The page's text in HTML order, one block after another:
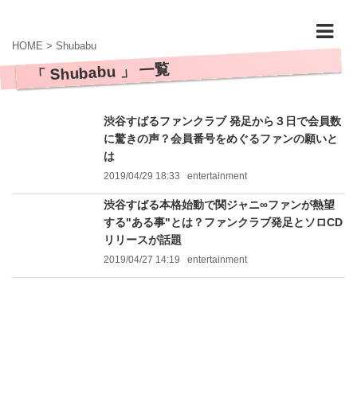
HOME > Shubabu
「 Shubabu 」 一覧
渋谷すばるファンクラブ 発足から３日で会員数
に驚きの声？会員番号をめぐるファンの願いと
は
2019/04/29 18:33 entertainment
渋谷すばる本格始動で関ジャニ∞ファンが熱望
する"ある事"とは？ファンクラブ発足とソロCD
リリースが話題
2019/04/27 14:19 entertainment